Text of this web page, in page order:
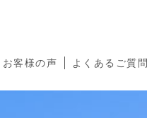
お客様の声 よくあるご質問